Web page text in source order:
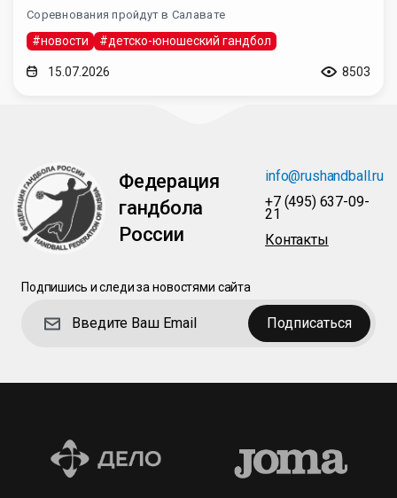
Соревнования пройдут в Салавате
#новости #детско-юношеский гандбол
15.07.2026 8503
Федерация
гандбола
России
info@rushandball.ru
+7 (495) 637-09-
21
Контакты
Подпишись и следи за новостями сайта
Подписаться